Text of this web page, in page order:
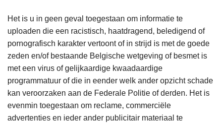
Het is u in geen geval toegestaan om informatie te
uploaden die een racistisch, haatdragend, beledigend of
pornografisch karakter vertoont of in strijd is met de goede
zeden en/of bestaande Belgische wetgeving of besmet is
met een virus of gelijkaardige kwaadaardige
programmatuur of die in eender welk ander opzicht schade
kan veroorzaken aan de Federale Politie of derden. Het is
evenmin toegestaan om reclame, commerciële
advertenties en ieder ander publicitair materiaal te